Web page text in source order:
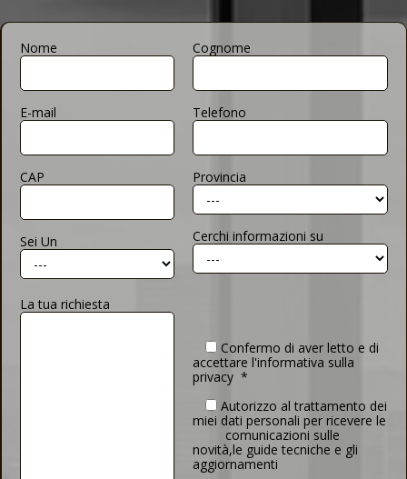
Nome
E-mail
CAP
Sei Un
Cognome
Telefono
Provincia
Cerchi informazioni su
La tua richiesta
Confermo di aver letto e di
accettare l'informativa sulla
privacy *
Autorizzo al trattamento dei
miei dati personali per ricevere le
comunicazioni sulle
novità,le guide tecniche e gli
aggiornamenti